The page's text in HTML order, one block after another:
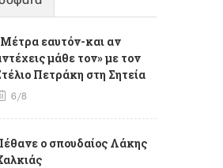
εαυτόν-και αν
μάθε τον» με τον
Πετράκη στη Σητεία
6/8
ο σπουδαίος Λάκης